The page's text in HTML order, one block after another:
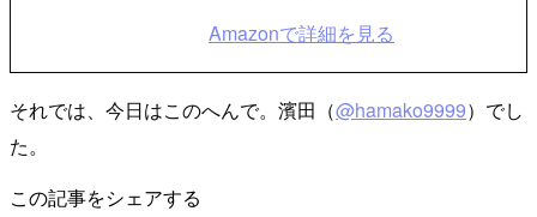
Amazonで詳細を見る
それでは、今日はこのへんで。濱田（@hamako9999）でし
た。
この記事をシェアする